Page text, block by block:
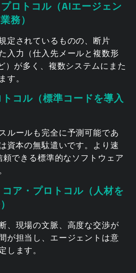
ロトコル（AIエージェン
務）
定されているものの、断片
入力（仕入先メールと複数形
）が多く、複数システムにまた
す。
コル（標準コードを導入
ルールも完全に予測可能であ
資本の無駄遣いです。より速
頼できる標準的なソフトウェア
ア・プロトコル（人材を
、現場の文脈、高度な交渉が
が担当し、エージェントは意
します。